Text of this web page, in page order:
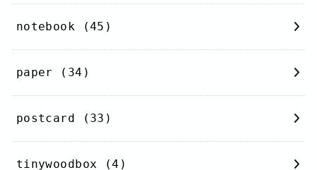
notebook (45)
paper (34)
postcard (33)
tinywoodbox (4)